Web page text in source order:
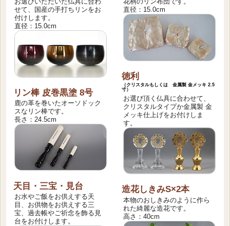
せて、国産の手打ちリンをお
付けします。
直径：15.0cm
リン棒 皮巻黒塗 8号
鹿の革を巻いたオーソドック
スなリン棒です。
長さ：24.5cm
天目・三宝・見台
お水やご飯をお供えする天
目、お供物をお供えする三
宝、過去帳やご祈念を飾る見
台をお付けします。
直径：15.0cm
徳利
（クリスタルもしくは 金属製 金メッキ 2.5
寸）
お選び頂く仏具に合わせて、
クリスタルタイプか金属製 金
メッキ仕上げをお付けしま
す。
造花しきみS×2本
本物のおしきみのように作ら
れた綺麗な造花です。
高さ：40cm